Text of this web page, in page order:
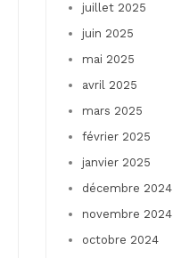
juillet 2025
juin 2025
mai 2025
avril 2025
mars 2025
février 2025
janvier 2025
décembre 2024
novembre 2024
octobre 2024